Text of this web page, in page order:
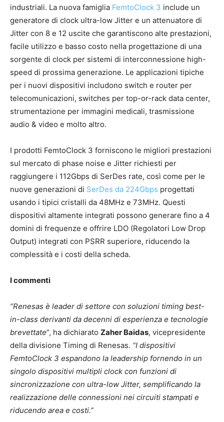
industriali. La nuova famiglia FemtoClock 3 include un
generatore di clock ultra-low Jitter e un attenuatore di
Jitter con 8 e 12 uscite che garantiscono alte prestazioni,
facile utilizzo e basso costo nella progettazione di una
sorgente di clock per sistemi di interconnessione high-
speed di prossima generazione. Le applicazioni tipiche
per i nuovi dispositivi includono switch e router per
telecomunicazioni, switches per top-or-rack data center,
strumentazione per immagini medicali, trasmissione
audio & video e molto altro.
I prodotti FemtoClock 3 forniscono le migliori prestazioni
sul mercato di phase noise e Jitter richiesti per
raggiungere i 112Gbps di SerDes rate, così come per le
nuove generazioni di SerDes da 224Gbps progettati
usando i tipici cristalli da 48MHz e 73MHz. Questi
dispositivi altamente integrati possono generare fino a 4
domini di frequenze e offrire LDO (Regolatori Low Drop
Output) integrati con PSRR superiore, riducendo la
complessità e i costi della scheda.
I commenti
“Renesas è leader di settore con soluzioni timing best-
in-class derivanti da decenni di esperienza e tecnologie
brevettate”, ha dichiarato Zaher Baidas, vicepresidente
della divisione Timing di Renesas. “I dispositivi
FemtoClock 3 espandono la leadership fornendo in un
singolo dispositivi multipli clock con funzioni di
sincronizzazione con ultra-low Jitter, semplificando la
realizzazione delle connessioni nei circuiti stampati e
riducendo area e costi.”